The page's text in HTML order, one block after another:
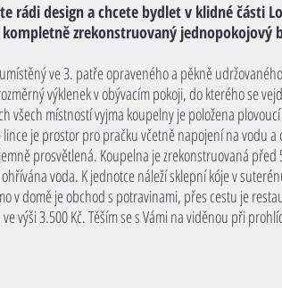
rádi design a chcete bydlet v klidné části
zrekonstruovaný jednopokojový
ve 3. patře opraveného a pěkně
výklenek v obývacím pokoji, do kterého se
všech místností vyjma koupelny je položena
lince je prostor pro pračku včetně napojení na vodu
prosvětlená. Koupelna je zrekonstruovaná
voda. K jednotce náleží sklepní kóje v
v domě je obchod s potravinami, přes cestu je
výši 3.500 Kč. Těším se s Vámi na viděnou při